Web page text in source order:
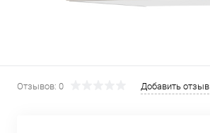
Отзывов: 0 Добавить отзыв